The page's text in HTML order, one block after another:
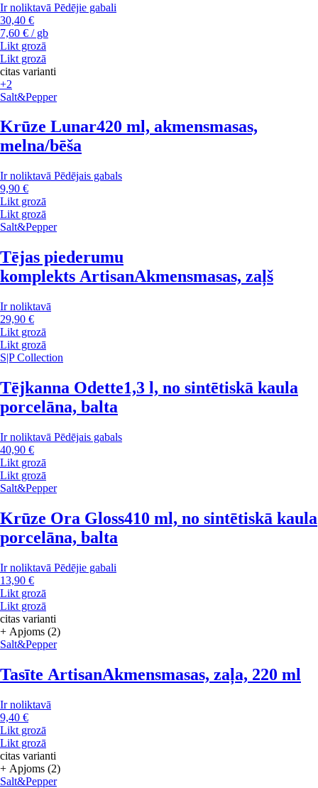
Ir noliktavā Pēdējie gabali
30,40 €
7,60 € / gb
Likt grozā
Likt grozā
citas varianti
+2
Salt&Pepper
Krūze Lunar420 ml, akmensmasas,
melna/bēša
Ir noliktavā Pēdējais gabals
9,90 €
Likt grozā
Likt grozā
Salt&Pepper
Tējas piederumu
komplekts ArtisanAkmensmasas, zaļš
Ir noliktavā
29,90 €
Likt grozā
Likt grozā
S|P Collection
Tējkanna Odette1,3 l, no sintētiskā kaula
porcelāna, balta
Ir noliktavā Pēdējais gabals
40,90 €
Likt grozā
Likt grozā
Salt&Pepper
Krūze Ora Gloss410 ml, no sintētiskā kaula
porcelāna, balta
Ir noliktavā Pēdējie gabali
13,90 €
Likt grozā
Likt grozā
citas varianti
+ Apjoms (2)
Salt&Pepper
Tasīte ArtisanAkmensmasas, zaļa, 220 ml
Ir noliktavā
9,40 €
Likt grozā
Likt grozā
citas varianti
+ Apjoms (2)
Salt&Pepper